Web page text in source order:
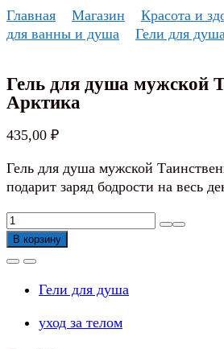
Перейти
к
Главная Магазин Красота и
для ванны и душа
Гели для
Гель для душа мужской
Арктика
435,00 ₽
Гель для душа мужской
подарит заряд бодрости на весь
Количество
товара
Гель
душа
Таинственная
В корзину
Гели для душа
уход за телом